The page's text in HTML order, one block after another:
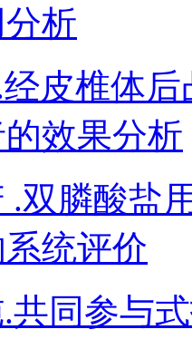
析
皮椎体
效果分析
.双膦酸盐
统评价
共同参与